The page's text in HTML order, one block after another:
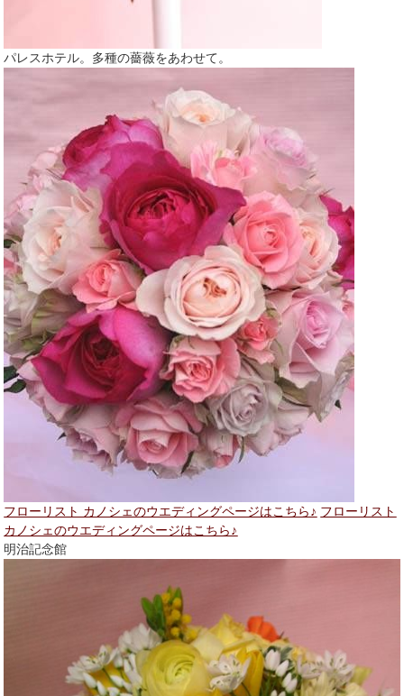
パレスホテル。多種の薔薇をあわせて。
フローリスト カノシェのウエディングページはこちら♪ フローリスト
カノシェのウエディングページはこちら♪
明治記念館